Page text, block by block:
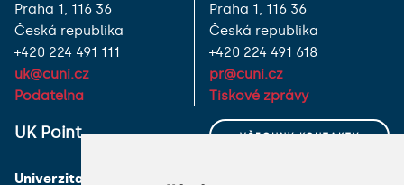
Praha 1, 116 36
Česká republika
+420 224 491 111
uk@cuni.cz
Podatelna
Praha 1, 116 36
Česká republika
+420 224 491 618
pr@cuni.cz
Tiskové zprávy
UK Point
Univerzita Karlova
VŠECHNY KONTAKTY